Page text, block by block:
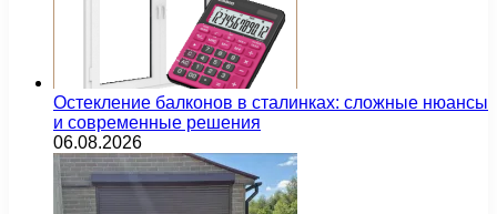
Остекление балконов в сталинках: сложные нюансы
и современные решения
06.08.2026